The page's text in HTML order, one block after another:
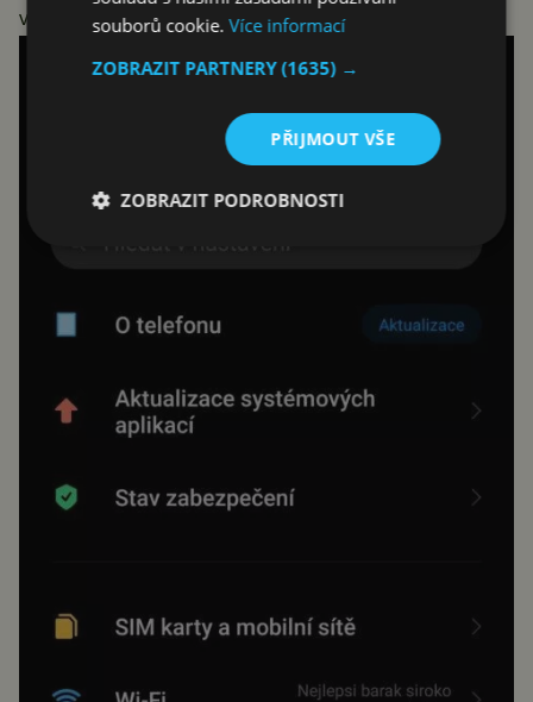
vývojáře, mrkněte na postup do zeleného boxíku.
souborů cookie.Více informací
ZOBRAZIT PARTNERY(1635) →
PŘIJMOUT VŠE
ZOBRAZIT PODROBNOSTI